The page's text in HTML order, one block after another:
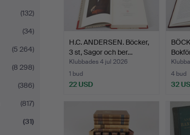
(132)
(34)
(5 264)
(8 298)
(386)
(817)
(31)
H.C. ANDERSEN. Böcker,
3 st, Sagor och ber…
Klubbades 4 jul 2026
1 bud
22 USD
4 bud
32